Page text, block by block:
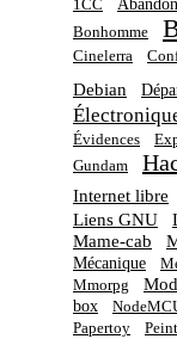
1CC
Bonhomme
Cinelerra
Debian
Évidences
Gundam
Internet libre
Liens GNU
Mame-cab
Mécanique
Mmorpg
box
Papertoy